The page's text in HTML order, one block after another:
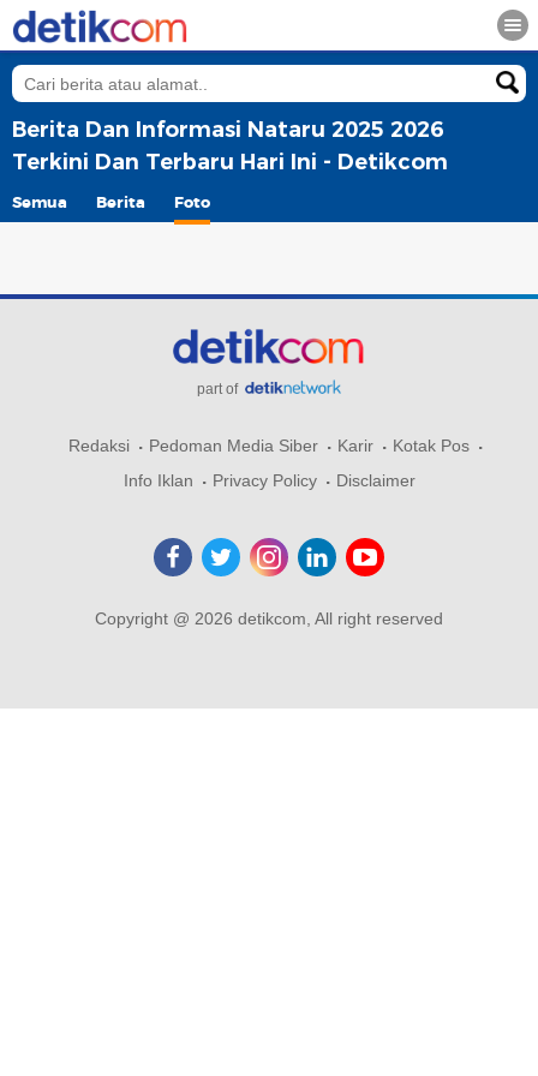
Berita Dan Informasi Nataru 2025 2026
Terkini Dan Terbaru Hari Ini - Detikcom
Semua Berita Foto
part of
Redaksi Pedoman Media Siber Karir
Kotak Pos
Info Iklan
Privacy Policy Disclaimer
Copyright @ 2026 detikcom, All right reserved